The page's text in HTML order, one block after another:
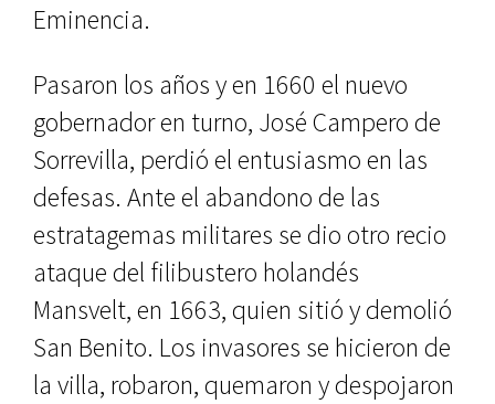
Eminencia.
Pasaron los años y en 1660 el nue­vo
gobernador en turno, José Campe­ro de
Sorrevilla, perdió el entusiasmo en las
defesas. Ante el abandono de las
estratagemas militares se dio otro recio
ataque del filibustero holandés
Mansvelt, en 1663, quien sitió y de­molió
San Benito. Los invasores se hicieron de
la villa, robaron, quema­ron y despojaron